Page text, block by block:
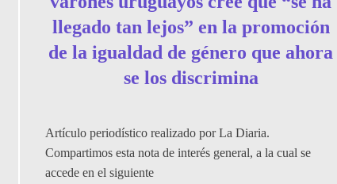
llegado tan lejos” en la promoción
de la igualdad de género que ahora
se los discrimina
Artículo periodístico realizado por La Diaria.
Compartimos esta nota de interés general, a la cual se
accede en el siguiente